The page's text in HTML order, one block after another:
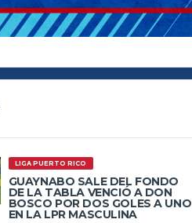
LIGA PUERTO RICO
GUAYNABO SALE DEL FONDO
DE LA TABLA VENCIÓ A DON
BOSCO POR DOS GOLES A UNO
EN LA LPR MASCULINA